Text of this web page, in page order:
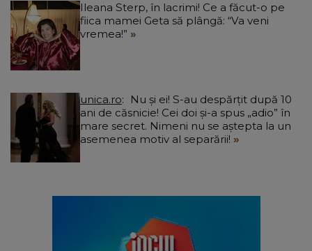
Ileana Sterp, în lacrimi! Ce a făcut-o pe
fiica mamei Geta să plângă: “Va veni
vremea!”
unica.ro
ani de căsnicie! Cei doi și-a spus „adio” în
mare secret. Nimeni nu se aștepta la un
asemenea motiv al separării!